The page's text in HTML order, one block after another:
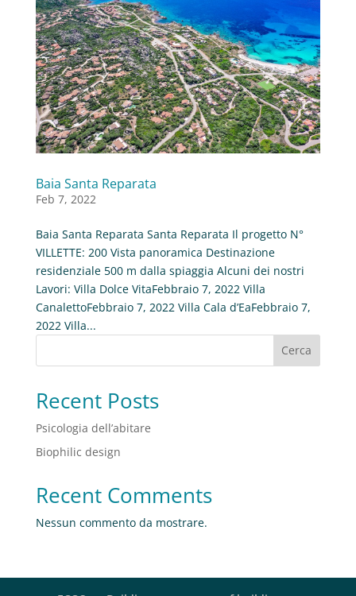
Baia Santa Reparata
Feb 7, 2022
Baia Santa Reparata Santa Reparata Il progetto N°
VILLETTE: 200 Vista panoramica Destinazione
residenziale 500 m dalla spiaggia Alcuni dei nostri
Lavori: Villa Dolce VitaFebbraio 7, 2022 Villa
CanalettoFebbraio 7, 2022 Villa Cala d’EaFebbraio 7,
2022 Villa...
Cerca
Recent Posts
Psicologia dell’abitare
Biophilic design
Recent Comments
Nessun commento da mostrare.